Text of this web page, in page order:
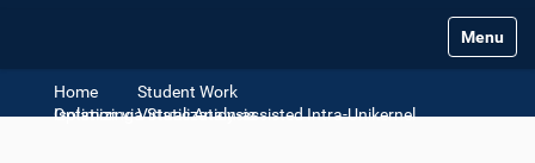
Toggle
Home
Student Work
Optimizing Virtualization-assisted Intra-Unikernel Isolation via Static Analysis